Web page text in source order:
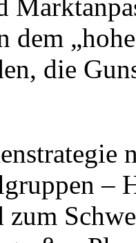
die
–
zum